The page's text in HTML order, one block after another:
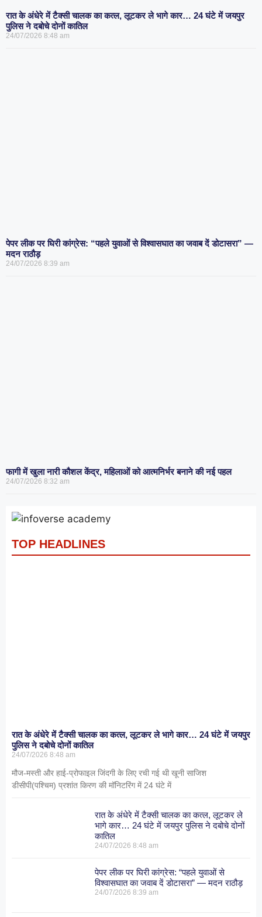
रात के अंधेरे में टैक्सी चालक का कत्ल, लूटकर ले भागे कार… 24 घंटे में जयपुर
पुलिस ने दबोचे दोनों कातिल
24/07/2026 8:48 am
पेपर लीक पर घिरी कांग्रेस: “पहले युवाओं से विश्वासघात का जवाब दें डोटासरा” —
मदन राठौड़
24/07/2026 8:39 am
फागी में खुला नारी कौशल केंद्र, महिलाओं को आत्मनिर्भर बनाने की नई पहल
24/07/2026 8:32 am
TOP HEADLINES
रात के अंधेरे में टैक्सी चालक का कत्ल, लूटकर ले भागे कार… 24 घंटे में जयपुर
पुलिस ने दबोचे दोनों कातिल
24/07/2026 8:48 am
मौज-मस्ती और हाई-प्रोफाइल जिंदगी के लिए रची गई थी खूनी साजिश
डीसीपी(पश्चिम) प्रशांत किरण की मॉनिटरिंग में 24 घंटे में
रात के अंधेरे में टैक्सी चालक का कत्ल, लूटकर ले
भागे कार… 24 घंटे में जयपुर पुलिस ने दबोचे दोनों
कातिल
24/07/20268:48 am
पेपर लीक पर घिरी कांग्रेस: “पहले युवाओं से
विश्वासघात का जवाब दें डोटासरा” — मदन राठौड़
24/07/20268:39 am